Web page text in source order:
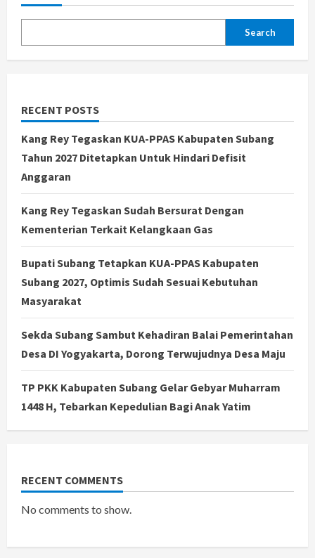
Search
RECENT POSTS
Kang Rey Tegaskan KUA-PPAS Kabupaten Subang
Tahun 2027 Ditetapkan Untuk Hindari Defisit
Anggaran
Kang Rey Tegaskan Sudah Bersurat Dengan
Kementerian Terkait Kelangkaan Gas
Bupati Subang Tetapkan KUA-PPAS Kabupaten
Subang 2027, Optimis Sudah Sesuai Kebutuhan
Masyarakat
Sekda Subang Sambut Kehadiran Balai Pemerintahan
Desa DI Yogyakarta, Dorong Terwujudnya Desa Maju
TP PKK Kabupaten Subang Gelar Gebyar Muharram
1448 H, Tebarkan Kepedulian Bagi Anak Yatim
RECENT COMMENTS
No comments to show.